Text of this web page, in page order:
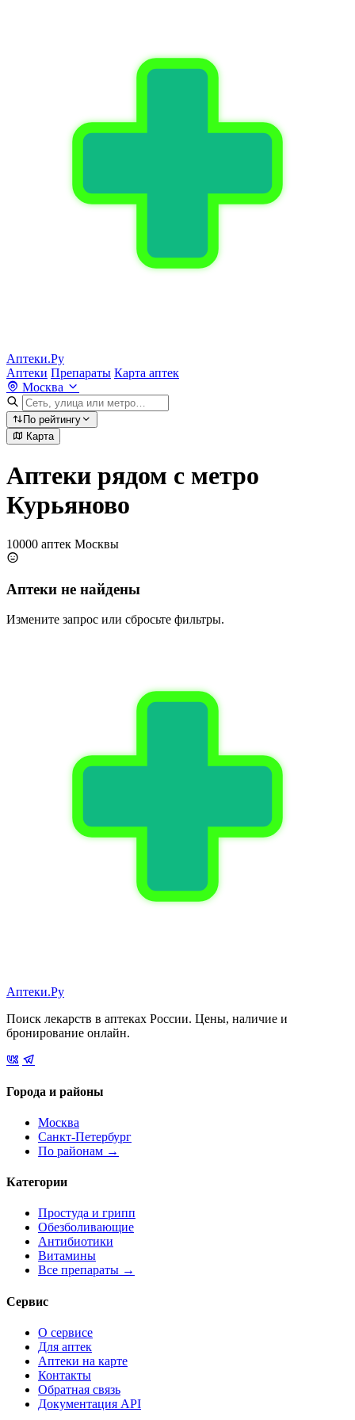
Аптеки.Ру
Аптеки Препараты Карта аптек
Москва
По рейтингу
Карта
Аптеки рядом с метро
Курьяново
10000 аптек Москвы
Аптеки не найдены
Измените запрос или сбросьте фильтры.
Аптеки.Ру
Поиск лекарств в аптеках России. Цены, наличие и
бронирование онлайн.
Города и районы
Москва
Санкт-Петербург
По районам →
Категории
Простуда и грипп
Обезболивающие
Антибиотики
Витамины
Все препараты →
Сервис
О сервисе
Для аптек
Аптеки на карте
Контакты
Обратная связь
Документация API